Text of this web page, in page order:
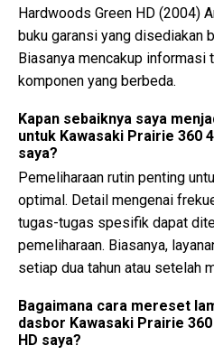
Hardwoods Green HD (2004)
buku garansi yang disediakan
Biasanya mencakup informasi
komponen yang berbeda.
Kapan sebaiknya saya
untuk Kawasaki Prairie 360
saya?
Pemeliharaan rutin penting
optimal. Detail mengenai
tugas-tugas spesifik dapat
pemeliharaan. Biasanya,
setiap dua tahun atau setelah
Bagaimana cara mereset
dasbor Kawasaki Prairie
HD saya?